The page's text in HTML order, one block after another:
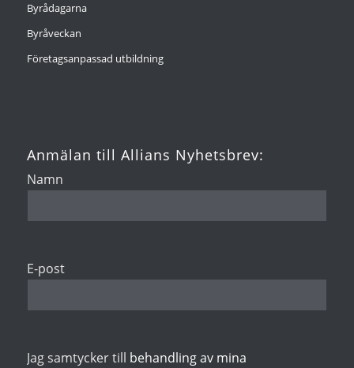
Byrådagarna
Byråveckan
Företagsanpassad utbildning
Anmälan till Allians Nyhetsbrev:
Namn
E-post
Jag samtycker till behandling av mina